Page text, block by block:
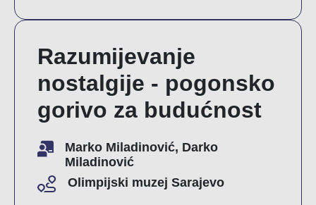
Razumijevanje
nostalgije - pogonsko
gorivo za budućnost
Marko Miladinović, Darko
Miladinović
Olimpijski muzej Sarajevo